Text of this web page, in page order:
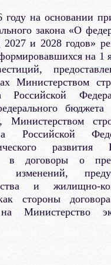
на основании
закона «О
и 2028 годов»
на 1
Министерством
Российской
бюджета
Министерством
Российской
развития
в договоры о
изменений,
и жилищно-
стороны
Министерство